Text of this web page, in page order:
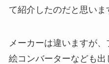
て紹介したのだと思いま
メーカーは違いますが
絵コンバーターなども